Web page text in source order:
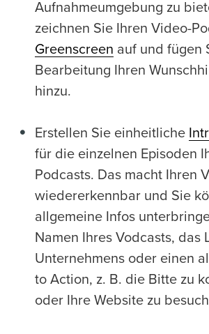
Aufnahmeumgebung zu
zeichnen Sie Ihren Video-
Greenscreen auf und fügen
Bearbeitung Ihren
hinzu.
Erstellen Sie einheitliche
für die einzelnen Episoden
Podcasts. Das macht Ihren
wiedererkennbar und Sie
allgemeine Infos
Namen Ihres Vodcasts, das
Unternehmens oder einen
to Action, z. B. die Bitte zu
oder Ihre Website zu